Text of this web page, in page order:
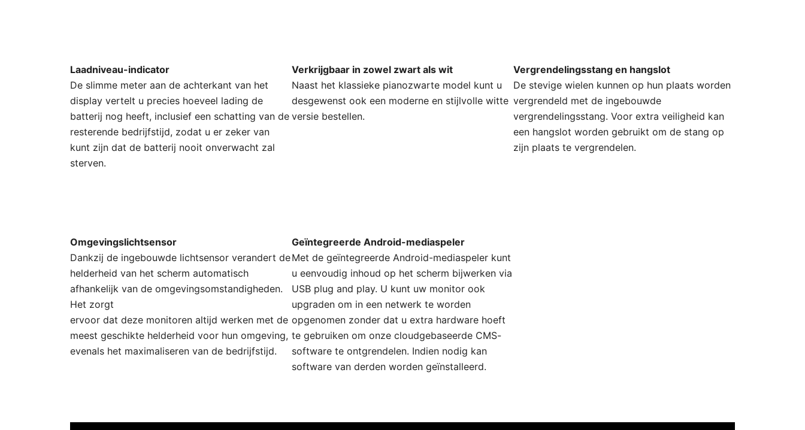
Laadniveau-indicator
De slimme meter aan de achterkant van het
display vertelt u precies hoeveel lading de
batterij nog heeft, inclusief een schatting van de
resterende bedrijfstijd, zodat u er zeker van
kunt zijn dat de batterij nooit onverwacht zal
sterven.
Verkrijgbaar in zowel zwart als wit
Naast het klassieke pianozwarte model kunt u
desgewenst ook een moderne en stijlvolle witte
versie bestellen.
Vergrendelingsstang en hangslot
De stevige wielen kunnen op hun plaats worden
vergrendeld met de ingebouwde
vergrendelingsstang. Voor extra veiligheid kan
een hangslot worden gebruikt om de stang op
zijn plaats te vergrendelen.
Omgevingslichtsensor
Dankzij de ingebouwde lichtsensor verandert de
helderheid van het scherm automatisch
afhankelijk van de omgevingsomstandigheden.
Het zorgt
ervoor dat deze monitoren altijd werken met de
meest geschikte helderheid voor hun omgeving,
evenals het maximaliseren van de bedrijfstijd.
Geïntegreerde Android-mediaspeler
Met de geïntegreerde Android-mediaspeler kunt
u eenvoudig inhoud op het scherm bijwerken via
USB plug and play. U kunt uw monitor ook
upgraden om in een netwerk te worden
opgenomen zonder dat u extra hardware hoeft
te gebruiken om onze cloudgebaseerde CMS-
software te ontgrendelen. Indien nodig kan
software van derden worden geïnstalleerd.